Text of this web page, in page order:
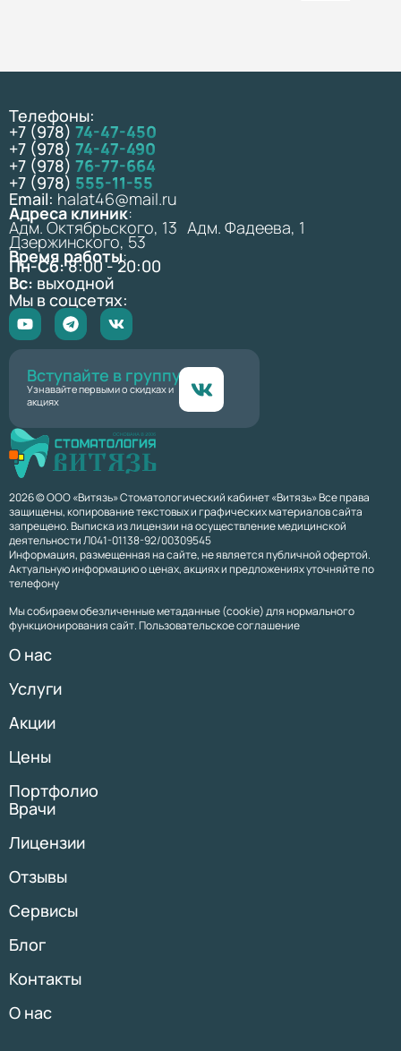
2026 © ООО «Витязь» Стоматологический кабинет «Витязь» Все права
защищены, копирование текстовых и графических материалов сайта
запрещено. Выписка из лицензии на осуществление медицинской
деятельности Л041-01138-92/00309545
Информация, размещенная на сайте, не является публичной офертой.
Актуальную информацию о ценах, акциях и предложениях уточняйте по
телефону
Мы собираем обезличенные метаданные (cookie) для нормального
функционирования сайт. Пользовательское соглашение
О нас
Услуги
Акции
Цены
Портфолио
Врачи
Лицензии
Отзывы
Сервисы
Блог
Контакты
О нас
Телефоны:
+7 (978) 74-47-450
+7 (978) 74-47-490
+7 (978) 76-77-664
+7 (978) 555-11-55
Email: halat46@mail.ru
Адреса клиник:
Адм. Октябрьского, 13 Адм. Фадеева, 1
Дзержинского, 53
Время работы:
Пн-Сб:8:00 - 20:00
Вс: выходной
Мы в соцсетях:
Вступайте в группу
Узнавайте первыми о скидках и
акциях